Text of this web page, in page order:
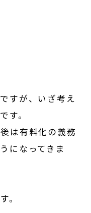
すが、いざ考え
す。
は有料化の義務
になってきま
。